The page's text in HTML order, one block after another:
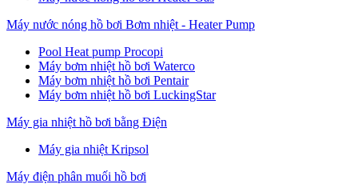
Máy nước nóng hồ bơi Bơm nhiệt - Heater Pump
Pool Heat pump Procopi
Máy bơm nhiệt hồ bơi Waterco
Máy bơm nhiệt hồ bơi Pentair
Máy bơm nhiệt hồ bơi LuckingStar
Máy gia nhiệt hồ bơi bằng Điện
Máy gia nhiệt Kripsol
Máy điện phân muối hồ bơi